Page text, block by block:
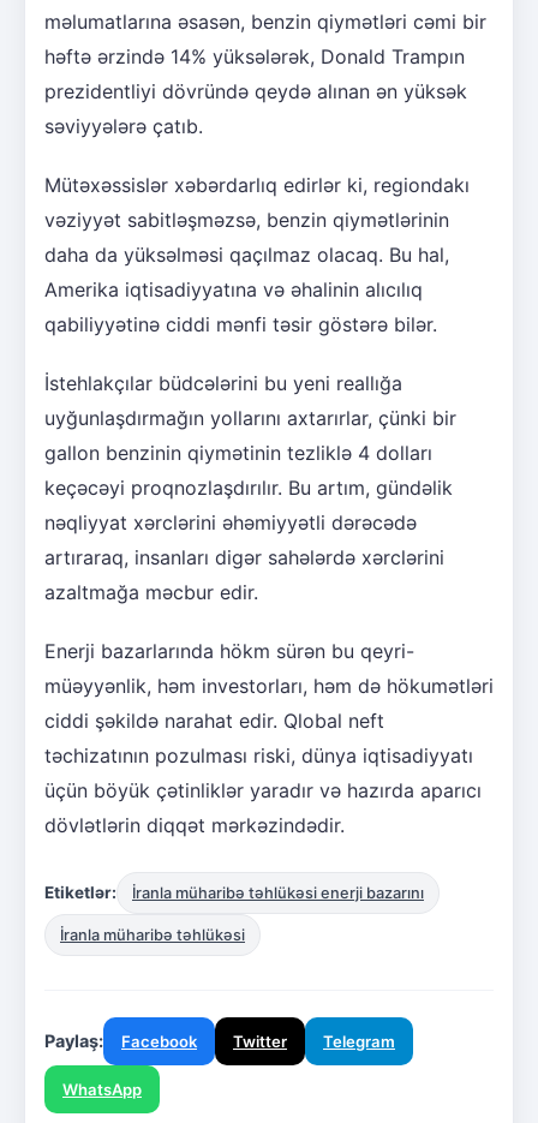
məlumatlarına əsasən, benzin qiymətləri cəmi bir
həftə ərzində 14% yüksələrək, Donald Trampın
prezidentliyi dövründə qeydə alınan ən yüksək
səviyyələrə çatıb.
Mütəxəssislər xəbərdarlıq edirlər ki, regiondakı
vəziyyət sabitləşməzsə, benzin qiymətlərinin
daha da yüksəlməsi qaçılmaz olacaq. Bu hal,
Amerika iqtisadiyyatına və əhalinin alıcılıq
qabiliyyətinə ciddi mənfi təsir göstərə bilər.
İstehlakçılar büdcələrini bu yeni reallığa
uyğunlaşdırmağın yollarını axtarırlar, çünki bir
gallon benzinin qiymətinin tezliklə 4 dolları
keçəcəyi proqnozlaşdırılır. Bu artım, gündəlik
nəqliyyat xərclərini əhəmiyyətli dərəcədə
artıraraq, insanları digər sahələrdə xərclərini
azaltmağa məcbur edir.
Enerji bazarlarında hökm sürən bu qeyri-
müəyyənlik, həm investorları, həm də hökumətləri
ciddi şəkildə narahat edir. Qlobal neft
təchizatının pozulması riski, dünya iqtisadiyyatı
üçün böyük çətinliklər yaradır və hazırda aparıcı
dövlətlərin diqqət mərkəzindədir.
Etiketlər: İranla müharibə təhlükəsi enerji bazarını
İranla müharibə təhlükəsi
Paylaş: Facebook Twitter Telegram
WhatsApp